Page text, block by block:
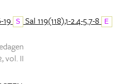
19 S Sal 119(118),1-2.4-5.7-8 E
vol. II